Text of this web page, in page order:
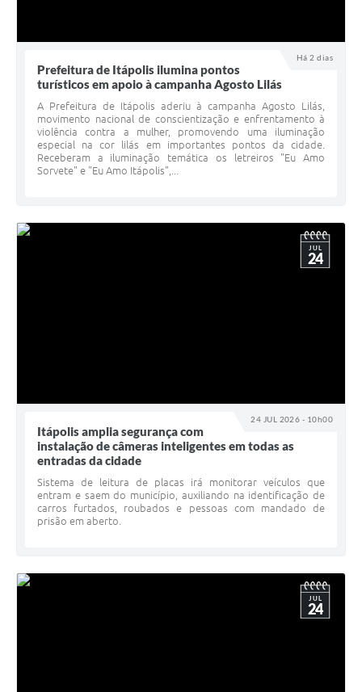
Documentos
Distritos
Água de Qualidade
Gasoduto (Gás Natural)
Bairros Rurais
Carta de Serviços
Notícias
Turismo
Galeria de Vídeos
Contas Públicas
Há 2 dias
Prefeitura de Itápolis ilumina pontos
turísticos em apoio à campanha Agosto Lilás
A Prefeitura de Itápolis aderiu à campanha Agosto Lilás,
movimento nacional de conscientização e enfrentamento à
violência contra a mulher, promovendo uma iluminação
especial na cor lilás em importantes pontos da cidade.
Receberam a iluminação temática os letreiros "Eu Amo
Sorvete" e "Eu Amo Itápolis",...
24 JUL 2026 - 10h00
JUL
24
Itápolis amplia segurança com
instalação de câmeras inteligentes em todas as
entradas da cidade
Sistema de leitura de placas irá monitorar veículos que
entram e saem do município, auxiliando na identificação de
carros furtados, roubados e pessoas com mandado de
prisão em aberto.
JUL
24